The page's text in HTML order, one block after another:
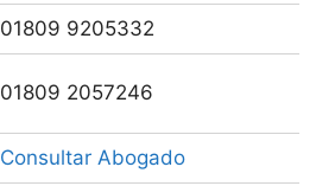
01809 9205332
01809 2057246
Consultar Abogado